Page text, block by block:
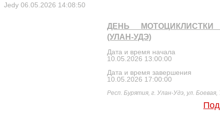
Jedy 06.05.2026 14:08:50
ДЕНЬ МОТОЦИКЛИСТКИ
(УЛАН-УДЭ)
Дата и время начала
10.05.2026 13:00:00
Дата и время завершения
10.05.2026 17:00:00
Респ. Бурятия, г. Улан-Удэ, ул. Боевая,